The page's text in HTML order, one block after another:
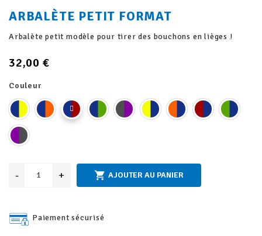
ARBALÈTE PETIT FORMAT
Arbalète petit modèle pour tirer des bouchons en lièges !
32,00 €
Couleur
- +  AJOUTER AU PANIER
Paiement sécurisé